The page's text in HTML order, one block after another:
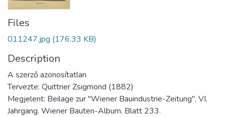
Files
011247.jpg (176.33 KB)
Description
A szerző azonosítatlan
Tervezte: Quittner Zsigmond (1882)
Megjelent: Beilage zur "Wiener Bauindustrie-Zeitung", VI.
Jahrgang. Wiener Bauten-Album. Blatt 233.